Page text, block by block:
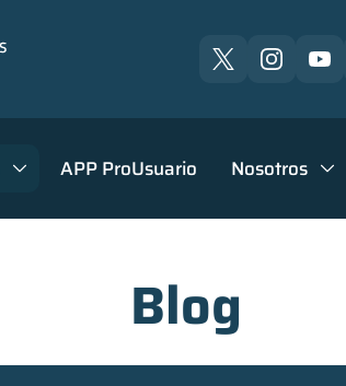
APP ProUsuario Nosotros
Blog